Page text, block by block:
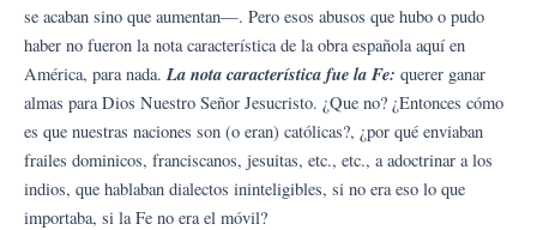
se acaban sino que aumentan—. Pero esos abusos que hubo o pudo
haber no fueron la nota característica de la obra española aquí en
América, para nada. La nota característica fue la Fe: querer ganar
almas para Dios Nuestro Señor Jesucristo. ¿Que no? ¿Entonces cómo
es que nuestras naciones son (o eran) católicas?, ¿por qué enviaban
frailes dominicos, franciscanos, jesuitas, etc., etc., a adoctrinar a los
indios, que hablaban dialectos ininteligibles, si no era eso lo que
importaba, si la Fe no era el móvil?